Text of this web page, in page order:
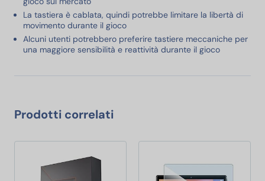
La tastiera è cablata, quindi potrebbe limitare la libertà di
movimento durante il gioco
Alcuni utenti potrebbero preferire tastiere meccaniche per
una maggiore sensibilità e reattività durante il gioco
Prodotti correlati